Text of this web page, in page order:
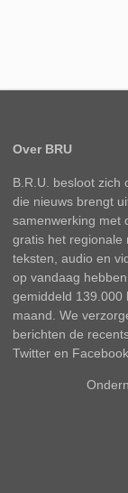
Over BRU
B.R.U. besloot zich
die nieuws brengt
samenwerking met
gratis het regionale
teksten, audio en
op vandaag
gemiddeld 139.000
maand. We
berichten de
Twitter en Facebook